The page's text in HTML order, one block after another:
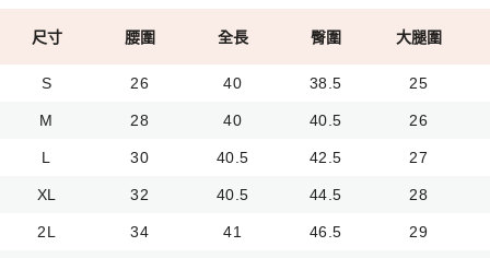
尺寸 腰圍 全長 臀圍 大腿圍
S 26 40 38.5 25
M 28 40 40.5 26
L 30 40.5 42.5 27
XL 32 40.5 44.5 28
2L 34 41 46.5 29